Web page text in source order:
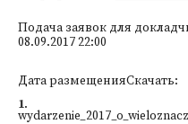
Подача заявок для
08.09.2017 22:00
Дата размещенияСкачать:
1.